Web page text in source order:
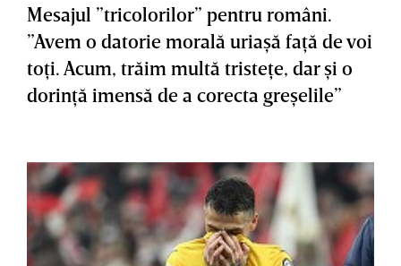
Mesajul ”tricolorilor” pentru români.
”Avem o datorie morală uriaşă faţă de voi
toţi. Acum, trăim multă tristeţe, dar şi o
dorinţă imensă de a corecta greşelile”